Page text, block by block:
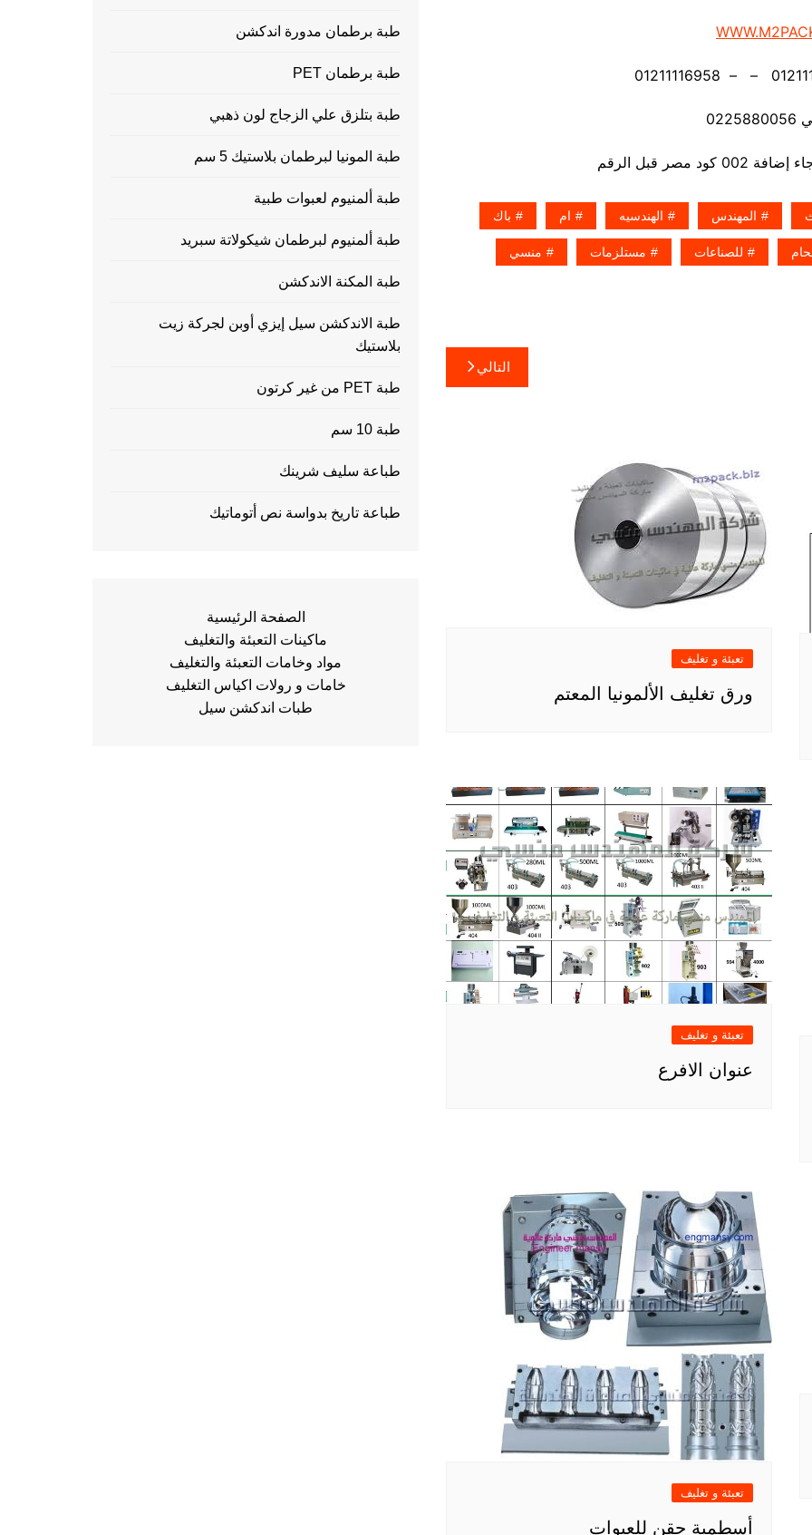
مصر قبل الرقم
المهندس الهندسيه ام باك
للصناعات مستلزمات منسي
التالي
تعبئة و تغليف
ورق تغليف الألمونيا المعتم
تعبئة و تغليف
عنوان الافرع
تعبئة و تغليف
أسطمبة حقن للعبوات
طبة برطمان مدورة اندكشن
طبة برطمان PET
طبة بتلزق علي الزجاج لون ذهبي
طبة المونيا لبرطمان بلاستيك 5 سم
طبة ألمنيوم لعبوات طبية
طبة ألمنيوم لبرطمان شيكولاتة سبريد
طبة المكنة الاندكشن
طبة الاندكشن سيل إيزي أوبن لجركة زيت
بلاستيك
طبة PET من غير كرتون
طبة 10 سم
طباعة سليف شرينك
طباعة تاريخ بدواسة نص أتوماتيك
الصفحة الرئيسية
ماكينات التعبئة والتغليف
مواد وخامات التعبئة والتغليف
خامات و رولات اكياس التغليف
طبات اندكشن سيل